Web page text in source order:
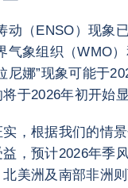
动（ENSO）现象
气象组织（WMO
尼娜”现象可能于
于2026年初开始显
，根据我们的情
，预计2026年季
美洲及南部非洲